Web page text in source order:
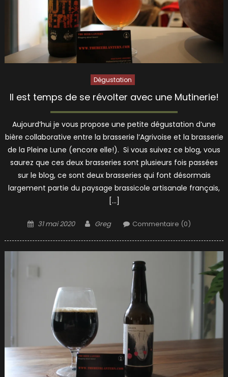
Dégustation
Il est temps de se révolter avec une Mutinerie!
Aujourd’hui je vous propose une petite dégustation d’une
bière collaborative entre la brasserie l’Agrivoise et la brasserie
de la Pleine Lune (encore elle!). Si vous suivez ce blog, vous
saurez que ces deux brasseries sont plusieurs fois passées
sur le blog, ce sont deux brasseries qui font désormais
largement partie du paysage brassicole artisanale français,
[…]
Posted
31 mai 2020 Author
Greg Commentaire (0)